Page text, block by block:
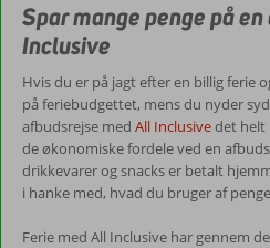
Spar mange penge på
Inclusive
Hvis du er på jagt efter en billig ferie
på feriebudgettet, mens du nyder
afbudsrejse med All Inclusivedet helt
de økonomiske fordele ved en
drikkevarer og snacks er betalt
i hanke med, hvad du bruger af
Ferie med All Inclusive har gennem